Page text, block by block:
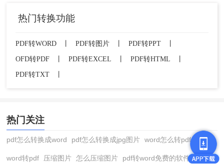
热门转换功能
PDF转WORD PDF转图片 PDF转PPT
OFD转PDF
PDF转EXCEL PDF转HTML
PDF转TXT
热门关注
pdf怎么转换成word pdf怎么转换成jpg图片 word怎么转pdf
word转pdf 压缩图片 怎么压缩图片 pdf转word免费的软件